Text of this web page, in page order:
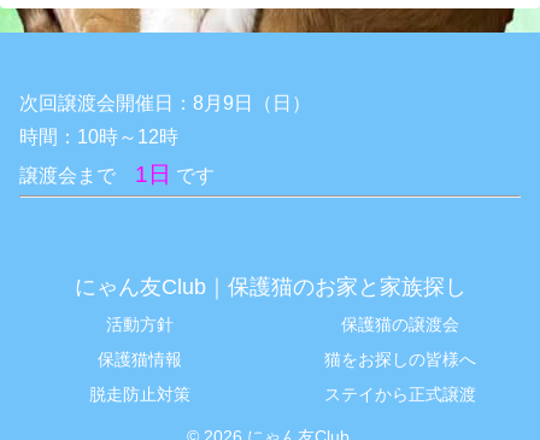
次回譲渡会開催日：8月9日（日）
時間：10時～12時
譲渡会まで 1日 です
にゃん友Club｜保護猫のお家と家族探し
活動方針
保護猫の譲渡会
保護猫情報
猫をお探しの皆様へ
脱走防止対策
ステイから正式譲渡
© 2026 にゃん友Club.